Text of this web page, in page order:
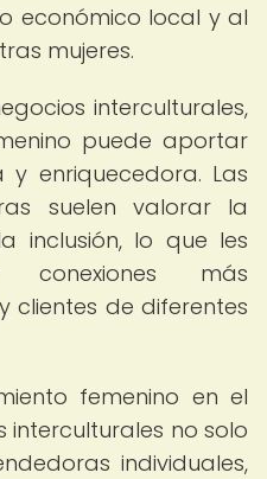
económico local y al
mujeres.
interculturales,
puede aportar
enriquecedora. Las
suelen valorar la
inclusión, lo que les
conexiones más
clientes de diferentes
femenino en el
no solo
individuales,